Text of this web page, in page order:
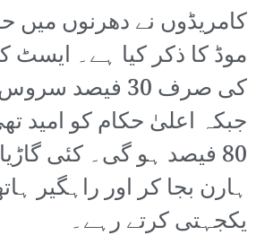
کامریڈوں نے دھرنوں میں
موڈ کا ذکر کیا ہے۔
کی صرف 30 فیصد
جبکہ اعلیٰ حکام کو امید
80 فیصد ہو گی۔ کئی
ہارن بجا کر اور راہگیر
یکجہتی کرتے رہے۔